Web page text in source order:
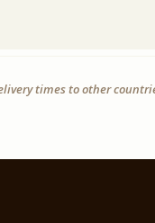
times to other